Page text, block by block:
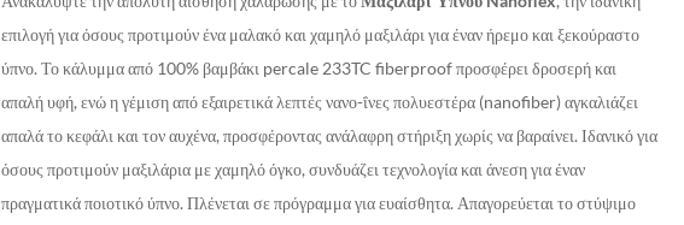
επιλογή για όσους προτιμούν ένα μαλακό και χαμηλό μαξιλάρι για έναν ήρεμο και ξεκούραστο
ύπνο. Το κάλυμμα από 100% βαμβάκι percale 233TC fiberproof προσφέρει δροσερή και
απαλή υφή, ενώ η γέμιση από εξαιρετικά λεπτές νανο-ΐνες πολυεστέρα (nanofiber) αγκαλιάζει
απαλά το κεφάλι και τον αυχένα, προσφέροντας ανάλαφρη στήριξη χωρίς να βαραίνει. Ιδανικό για
όσους προτιμούν μαξιλάρια με χαμηλό όγκο, συνδυάζει τεχνολογία και άνεση για έναν
πραγματικά ποιοτικό ύπνο. Πλένεται σε πρόγραμμα για ευαίσθητα. Απαγορεύεται το στύψιμο